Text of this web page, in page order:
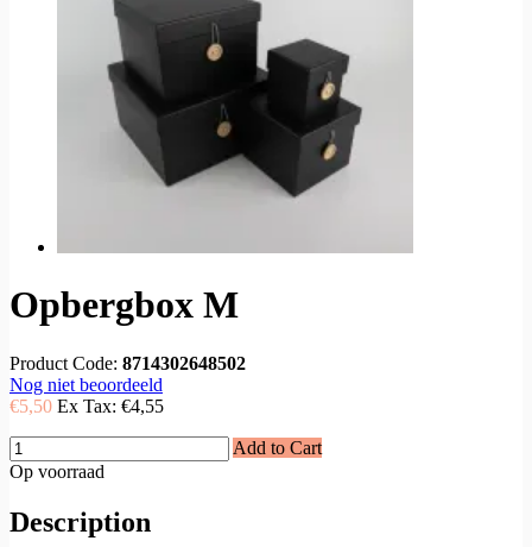
Opbergbox M
Product Code: 8714302648502
Nog niet beoordeeld
€5,50 Ex Tax: €4,55
Add to Cart
Op voorraad
Description